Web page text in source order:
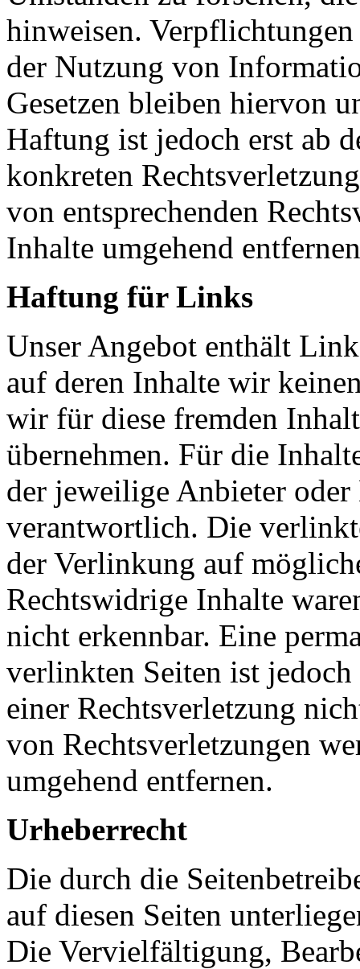
hinweisen.
der Nutzung von
Gesetzen bleiben hiervon
Haftung ist jedoch erst ab
konkreten
von entsprechenden
Inhalte umgehend
Haftung für Links
Unser Angebot enthält
auf deren Inhalte wir
wir für diese fremden
übernehmen. Für die
der jeweilige Anbieter oder
verantwortlich. Die
der Verlinkung auf
Rechtswidrige Inhalte
nicht erkennbar. Eine
verlinkten Seiten ist
einer Rechtsverletzung
von Rechtsverletzungen
umgehend entfernen.
Urheberrecht
Die durch die
auf diesen Seiten
Die Vervielfältigung,